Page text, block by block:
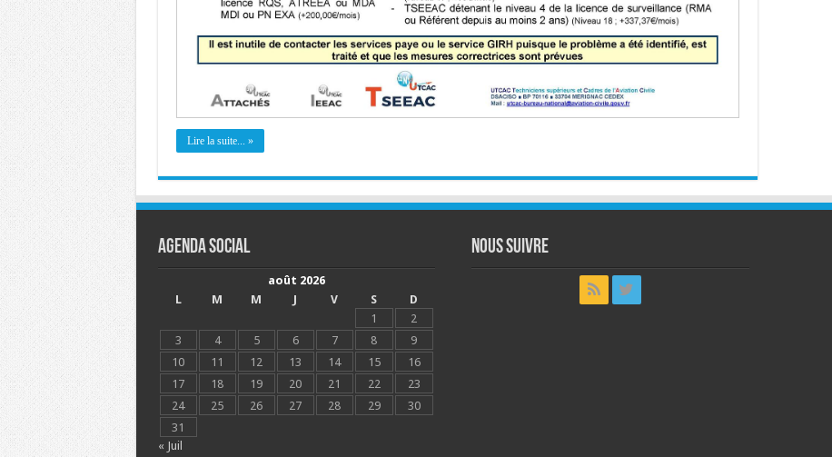
Lire la suite... »
Agenda social
août 2026
L
M M J V S
D
1
2
3
4 5 6 7 8
9
10
11 12 13 14 15
16
17
18 19 20 21 22
23
24
25 26 27 28 29
30
31
« Juil
Nous suivre